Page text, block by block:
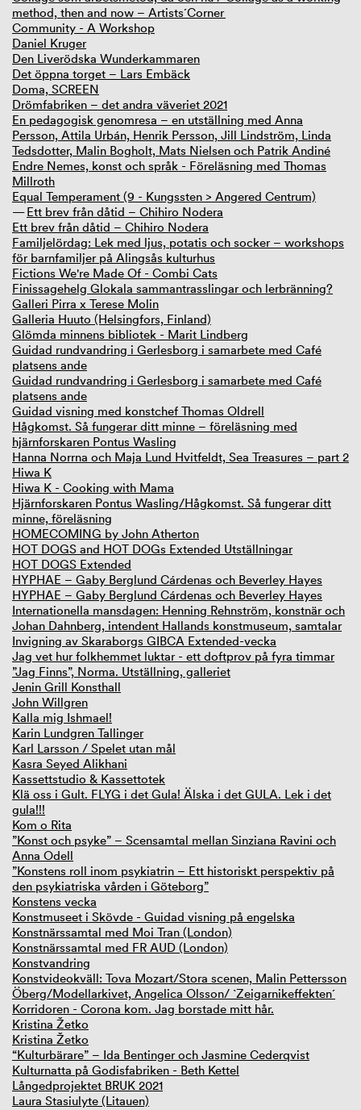
method, then and now – Artists´Corner
Community - A Workshop
Daniel Kruger
Den Liverödska Wunderkammaren
Det öppna torget – Lars Embäck
Doma, SCREEN
Drömfabriken – det andra väveriet 2021
En pedagogisk genomresa – en utställning med Anna
Persson, Attila Urbán, Henrik Persson, Jill Lindström, Linda
Tedsdotter, Malin Bogholt, Mats Nielsen och Patrik Andiné
Endre Nemes, konst och språk - Föreläsning med Thomas
Millroth
Equal Temperament (9 - Kungssten > Angered Centrum)
Ett brev från dåtid – Chihiro Nodera
Ett brev från dåtid – Chihiro Nodera
Familjelördag: Lek med ljus, potatis och socker – workshops
för barnfamiljer på Alingsås kulturhus
Fictions We're Made Of - Combi Cats
Finissagehelg Glokala sammantrasslingar och lerbränning?
Galleri Pirra x Terese Molin
Galleria Huuto (Helsingfors, Finland)
Glömda minnens bibliotek - Marit Lindberg
Guidad rundvandring i Gerlesborg i samarbete med Café
platsens ande
Guidad rundvandring i Gerlesborg i samarbete med Café
platsens ande
Guidad visning med konstchef Thomas Oldrell
Hågkomst. Så fungerar ditt minne – föreläsning med
hjärnforskaren Pontus Wasling
Hanna Norrna och Maja Lund Hvitfeldt, Sea Treasures – part 2
Hiwa K
Hiwa K - Cooking with Mama
Hjärnforskaren Pontus Wasling/Hågkomst. Så fungerar ditt
minne, föreläsning
HOMECOMING by John Atherton
HOT DOGS and HOT DOGs Extended Utställningar
HOT DOGS Extended
HYPHAE – Gaby Berglund Cárdenas och Beverley Hayes
HYPHAE – Gaby Berglund Cárdenas och Beverley Hayes
Internationella mansdagen: Henning Rehnström, konstnär och
Johan Dahnberg, intendent Hallands konstmuseum, samtalar
Invigning av Skaraborgs GIBCA Extended-vecka
Jag vet hur folkhemmet luktar - ett doftprov på fyra timmar
”Jag Finns”, Norma. Utställning, galleriet
Jenin Grill Konsthall
John Willgren
Kalla mig Ishmael!
Karin Lundgren Tallinger
Karl Larsson / Spelet utan mål
Kasra Seyed Alikhani
Kassettstudio & Kassettotek
Klä oss i Gult. FLYG i det Gula! Älska i det GULA. Lek i det
gula!!!
Kom o Rita
”Konst och psyke” – Scensamtal mellan Sinziana Ravini och
Anna Odell
”Konstens roll inom psykiatrin – Ett historiskt perspektiv på
den psykiatriska vården i Göteborg”
Konstens vecka
Konstmuseet i Skövde - Guidad visning på engelska
Konstnärssamtal med Moi Tran (London)
Konstnärssamtal med FR AUD (London)
Konstvandring
Konstvideokväll: Tova Mozart/Stora scenen, Malin Pettersson
Öberg/Modellarkivet, Angelica Olsson/ `Zeigarnikeffekten´
Korridoren - Corona kom. Jag borstade mitt hår.
Kristina Žetko
Kristina Žetko
“Kulturbärare” – Ida Bentinger och Jasmine Cederqvist
Kulturnatta på Godisfabriken - Beth Kettel
Långedprojektet BRUK 2021
Laura Stasiulyte (Litauen)